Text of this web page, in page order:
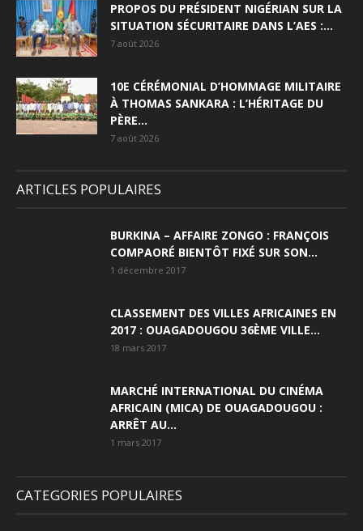
PROPOS DU PRÉSIDENT NIGÉRIAN SUR LA
SITUATION SÉCURITAIRE DANS L’AES :...
7 août 2026
10E CÉRÉMONIAL D’HOMMAGE MILITAIRE
À THOMAS SANKARA : L’HÉRITAGE DU
PÈRE...
7 août 2026
ARTICLES POPULAIRES
BURKINA – AFFAIRE ZONGO : FRANÇOIS
COMPAORÉ BIENTÔT FIXÉ SUR SON...
1 décembre 2017
CLASSEMENT DES VILLES AFRICAINES EN
2017 : OUAGADOUGOU 36ÈME VILLE...
18 mars 2017
MARCHÉ INTERNATIONAL DU CINÉMA
AFRICAIN (MICA) DE OUAGADOUGOU :
ARRÊT AU...
1 mars 2017
CATEGORIES POPULAIRES